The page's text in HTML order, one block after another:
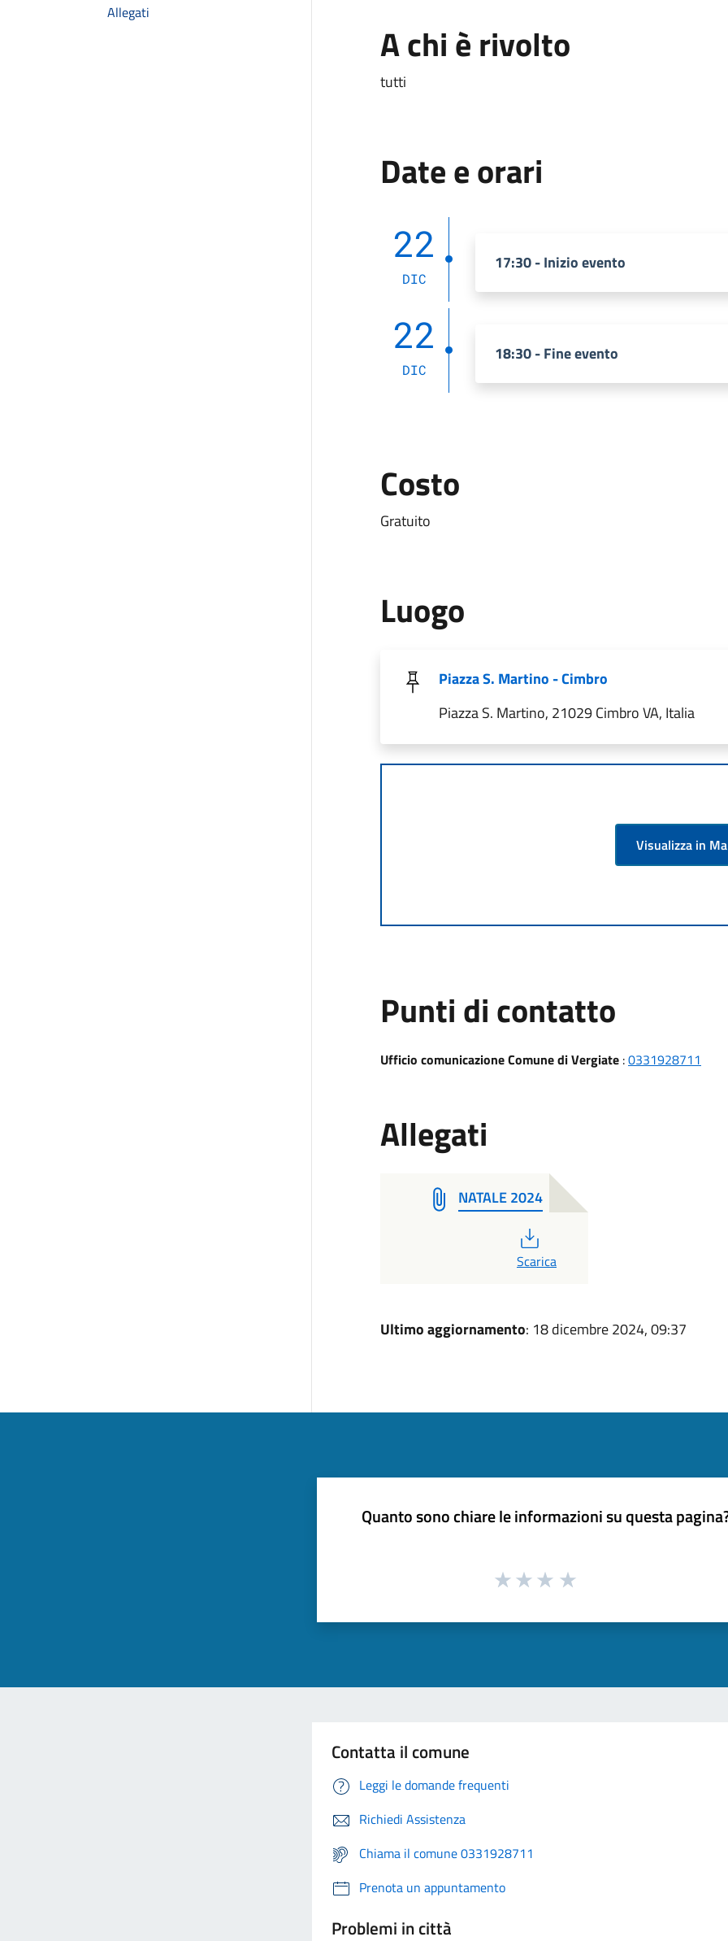
Allegati
A chi è rivolto
tutti
Date e orari
22
DIC
17:30 - Inizio evento
22
DIC
18:30 - Fine evento
Costo
Gratuito
Luogo
Piazza S. Martino - Cimbro
Piazza S. Martino, 21029 Cimbro VA, Italia
Visualizza in
Punti di contatto
Ufficio comunicazione Comune di Vergiate:0331928711
Allegati
NATALE 2024
PDF
Scarica
Ultimo aggiornamento: 18 dicembre 2024, 09:37
Quanto sono chiare le informazioni su questa
Contatta il comune
Leggi le domande frequenti
Richiedi Assistenza
Chiama il comune 0331928711
Prenota un appuntamento
Problemi in città